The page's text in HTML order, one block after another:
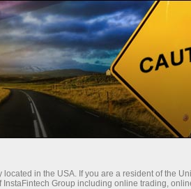
Торговые платформы
Партнерам
in the USA. If you are a resident of the
Group including online trading,